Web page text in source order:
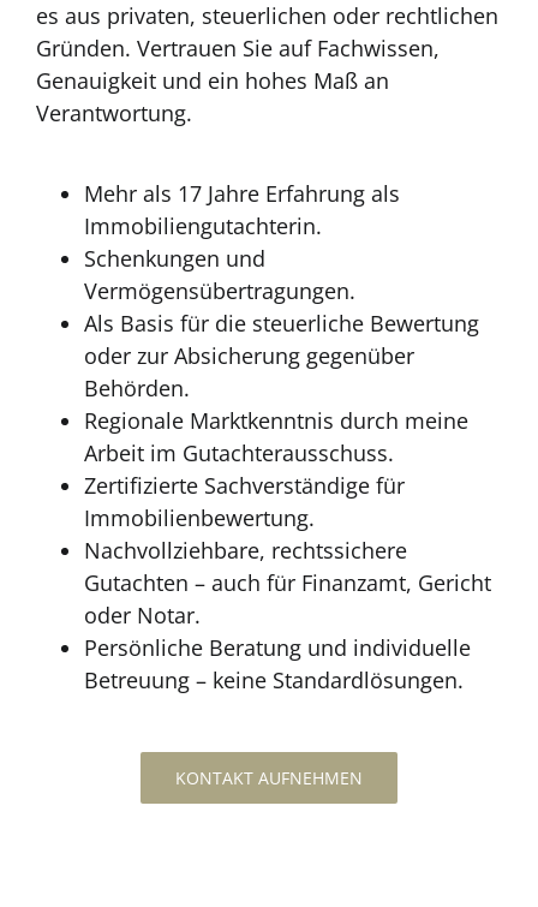
es aus privaten, steuerlichen oder rechtlichen
Gründen. Vertrauen Sie auf Fachwissen,
Genauigkeit und ein hohes Maß an
Verantwortung.
Mehr als 17 Jahre Erfahrung als
Immobiliengutachterin.
Schenkungen und
Vermögensübertragungen.
Als Basis für die steuerliche Bewertung
oder zur Absicherung gegenüber
Behörden.
Regionale Marktkenntnis durch meine
Arbeit im Gutachterausschuss.
Zertifizierte Sachverständige für
Immobilienbewertung.
Nachvollziehbare, rechtssichere
Gutachten – auch für Finanzamt, Gericht
oder Notar.
Persönliche Beratung und individuelle
Betreuung – keine Standardlösungen.
KONTAKT AUFNEHMEN